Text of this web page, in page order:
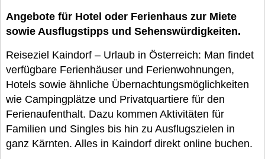
Angebote für Hotel oder Ferienhaus zur Miete
sowie Ausflugstipps und Sehenswürdigkeiten.
Reiseziel Kaindorf – Urlaub in Österreich: Man findet
verfügbare Ferienhäuser und Ferienwohnungen,
Hotels sowie ähnliche Übernachtungsmöglichkeiten
wie Campingplätze und Privatquartiere für den
Ferienaufenthalt. Dazu kommen Aktivitäten für
Familien und Singles bis hin zu Ausflugszielen in
ganz Kärnten. Alles in Kaindorf direkt online buchen.